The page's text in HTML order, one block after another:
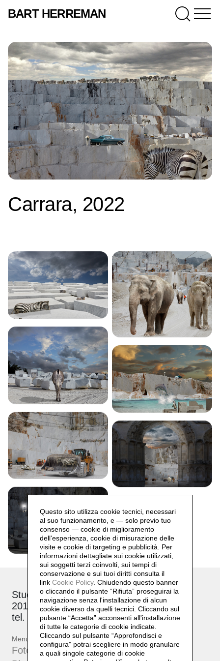
BART HERREMAN
Carrara, 2022
Studio: via Brioschi, 26
20132 Milano
tel. +39 339 17 53 482
Menu
Fotografie
Questo sito utilizza cookie tecnici, necessari
al suo funzionamento, e — solo previo tuo
consenso — cookie di miglioramento
dell'esperienza, cookie di misurazione delle
visite e cookie di targeting e pubblicità. Per
informazioni dettagliate sui cookie utilizzati,
sui soggetti terzi coinvolti, sui tempi di
conservazione e sui tuoi diritti consulta il
link Cookie Policy. Chiudendo questo banner
o cliccando il pulsante “Rifiuta” proseguirai la
navigazione senza l'installazione di alcun
cookie diverso da quelli tecnici. Cliccando sul
pulsante “Accetta” acconsenti all'installazione
di tutte le categorie di cookie indicate.
Cliccando sul pulsante “Approfondisci e
configura” potrai scegliere in modo granulare
a quali singole categorie di cookie